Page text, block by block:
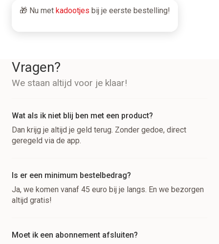
🎁 Nu met kadootjes bij je eerste bestelling!
Vragen?
We staan altijd voor je klaar!
Wat als ik niet blij ben met een product?
Dan krijg je altijd je geld terug. Zonder gedoe, direct
geregeld via de app.
Is er een minimum bestelbedrag?
Ja, we komen vanaf 45 euro bij je langs. En we bezorgen
altijd gratis!
Moet ik een abonnement afsluiten?